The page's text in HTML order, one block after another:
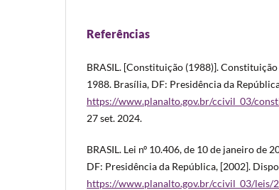
Referências
BRASIL. [Constituição (1988)].
1988. Brasília, DF: Presidência da
https://www.planalto.gov.br/ccivil_03/
27 set. 2024.
BRASIL. Lei nº 10.406, de 10 de janeiro de
DF: Presidência da República, [2002].
https://www.planalto.gov.br/ccivil_03/leis/